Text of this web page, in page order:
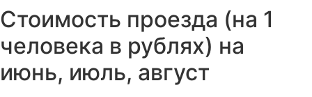
Стоимость проезда (на 1
человека в рублях) на
июнь, июль, август